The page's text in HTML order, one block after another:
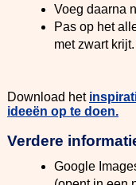
Voeg daarna
Pas op het
met zwart
Download het
ideeën op te doen.
Verdere
Google